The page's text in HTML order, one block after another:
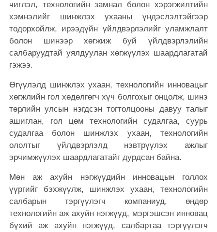
чиглэл, технологийн замнал болон хэрэгжилтийн
хэмнэлийг шинжлэх ухааны үндэслэлтэйгээр
тодорхойлж, ирээдүйн үйлдвэрлэлийг уламжлалт
болон шинээр хөгжиж буй үйлдвэрлэлийн
салбаруудтай уялдуулан хөгжүүлэх шаардлагатай
гэжээ.
Өгүүлэлд шинжлэх ухаан, технологийн инновацыг
хөгжлийн гол хөдөлгөгч хүч болгохыг онцолж, шинэ
төрлийн улсын нэгдсэн тогтолцооны давуу талыг
ашиглан, гол цөм технологийн судалгаа, суурь
судалгаа болон шинжлэх ухаан, технологийн
ололтыг үйлдвэрлэлд нэвтрүүлэх ажлыг
эрчимжүүлэх шаардлагатайг дурдсан байна.
Мөн аж ахуйн нэгжүүдийн инновацын голлох
үүргийг бэхжүүлж, шинжлэх ухаан, технологийн
салбарын тэргүүлэгч компаниуд, өндөр
технологийн аж ахуйн нэгжүүд, мэргэшсэн инновац
бүхий аж ахуйн нэгжүүд, салбартаа тэргүүлэгч